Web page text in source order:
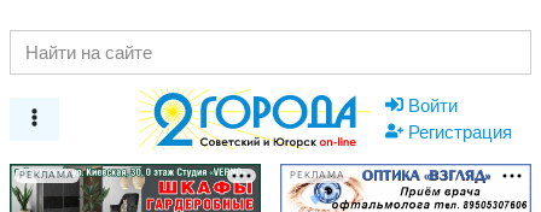
Войти
Регистрация
РЕКЛАМА РЕКЛАМА